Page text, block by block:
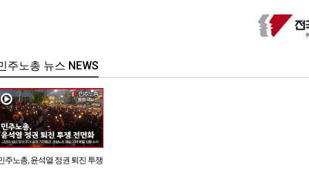
주노총 뉴스 NEWS
주노총, 윤석열 정권 퇴진 투쟁